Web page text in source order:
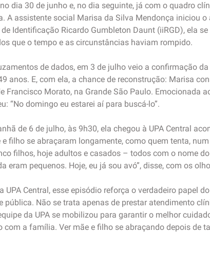
dia 30 de junho e, no dia seguinte, já com o quadro
A assistente social Marisa da Silva Mendonça iniciou
Identificação Ricardo Gumbleton Daunt (iiRGD), ela
que o tempo e as circunstâncias haviam rompido.
de dados, em 3 de julho veio a confirmação
anos. E, com ela, a chance de reconstrução: Marisa
Francisco Morato, na Grande São Paulo. Emocionada
“No domingo eu estarei aí para buscá-lo”.
de 6 de julho, às 9h30, ela chegou à UPA Central
filho se abraçaram longamente, como quem tenta,
filhos, hoje adultos e casados – todos com o nome
eram pequenos. Hoje, eu já sou avó”, disse, com os
UPA Central, esse episódio reforça o verdadeiro papel
pública. Não se trata apenas de prestar atendimento
da UPA se mobilizou para garantir o melhor
com a família. Ver mãe e filho se abraçando depois de